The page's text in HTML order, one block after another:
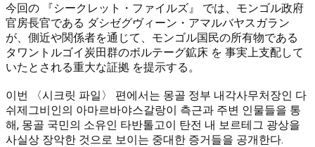
今回の 『シークレット・ファイルズ』 では、モンゴル政府
官房長官である ダシゼグヴィーン・アマルバヤスガラン
が、側近や関係者を通じて、モンゴル国民の所有物である
タワントルゴイ炭田群のボルテーグ鉱床 を 事実上支配して
いたとされる重大な証拠 を提示する。
이번 〈시크릿 파일〉 편에서는 몽골 정부 내각사무처장인 다
쉬제그비인의 아마르바야스갈랑이 측근과 주변 인물들을 통
해, 몽골 국민의 소유인 타반톨고이 탄전 내 보르테그 광상을
사실상 장악한 것으로 보이는 중대한 증거들을 공개한다.